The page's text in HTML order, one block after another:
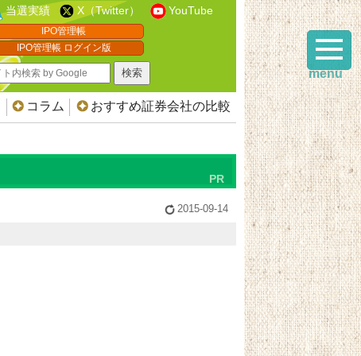
当選実績 X（Twitter） YouTube
IPO管理帳
IPO管理帳 ログイン版
コラム おすすめ証券会社の比較
2015-09-14
menu